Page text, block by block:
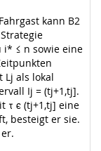
kann B2
i* ≤ n sowie eine
Lj als lokal
Ij = (tj+1,tj].
τ ϵ (tj+1,tj] eine
besteigt er sie.